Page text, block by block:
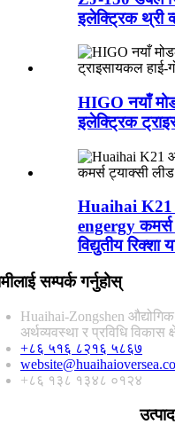
इलेक्ट्रिक थ्री
HIGO नयाँ
इलेक्ट्रिक
Huaihai K21
engergy कमर्स
विद्युतीय रिक्शा
सम्पर्क गर्नुहोस्
Huaihai-Zongshen
अर्थव्यवस्था र प्रविधि विकास
+८६ ५१६ ८२१६ ५८६७
+८६ १३८ १३४८ ०१२४